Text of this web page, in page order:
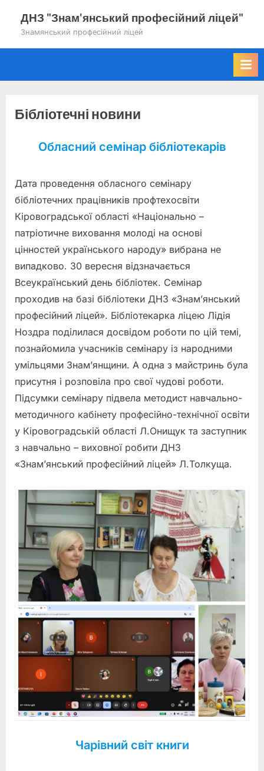
ДНЗ "Знам'янський професійний ліцей"
Знамянський професійний ліцей
Бібліотечні новини
Обласний семінар бібліотекарів
Дата проведення обласного семінару
бібліотечних працівників профтехосвіти
Кіровоградської області «Національно –
патріотичне виховання молоді на основі
цінностей українського народу» вибрана не
випадково. 30 вересня відзначається
Всеукраїнський день бібліотек. Семінар
проходив на базі бібліотеки ДНЗ «Знам’янський
професійний ліцей». Бібліотекарка ліцею Лідія
Ноздра поділилася досвідом роботи по цій темі,
познайомила учасників семінару із народними
умільцями Знам’янщини. А одна з майстринь була
присутня і розповіла про свої чудові роботи.
Підсумки семінару підвела методист навчально-
методичного кабінету професійно-технічної освіти
у Кіровоградській області Л.Онищук та заступник
з навчально – виховної робити ДНЗ
«Знам’янський професійний ліцей» Л.Толкуща.
Чарівний світ книги